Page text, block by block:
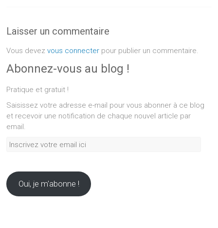
Laisser un commentaire
Vous devezvous connecter pour publier un commentaire.
Abonnez-vous au blog !
Pratique et gratuit !
Saisissez votre adresse e-mail pour vous abonner à ce blog
et recevoir une notification de chaque nouvel article par
email.
Inscrivez
ici
Oui, je m'abonne !